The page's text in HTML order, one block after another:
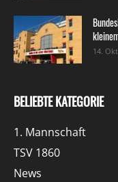
14.
BELIEBTE KATEGORIE
1. Mannschaft
TSV 1860
News